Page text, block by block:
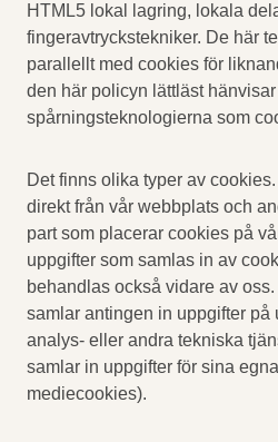
HTML5 lokal lagring, lokala
fingeravtryckstekniker. De här
parallellt med cookies för
den här policyn lättläst
spårningsteknologierna som
Det finns olika typer av
direkt från vår webbplats och
part som placerar cookies på
uppgifter som samlas in av
behandlas också vidare av
samlar antingen in uppgifter på
analys- eller andra tekniska
samlar in uppgifter för sina
mediecookies).